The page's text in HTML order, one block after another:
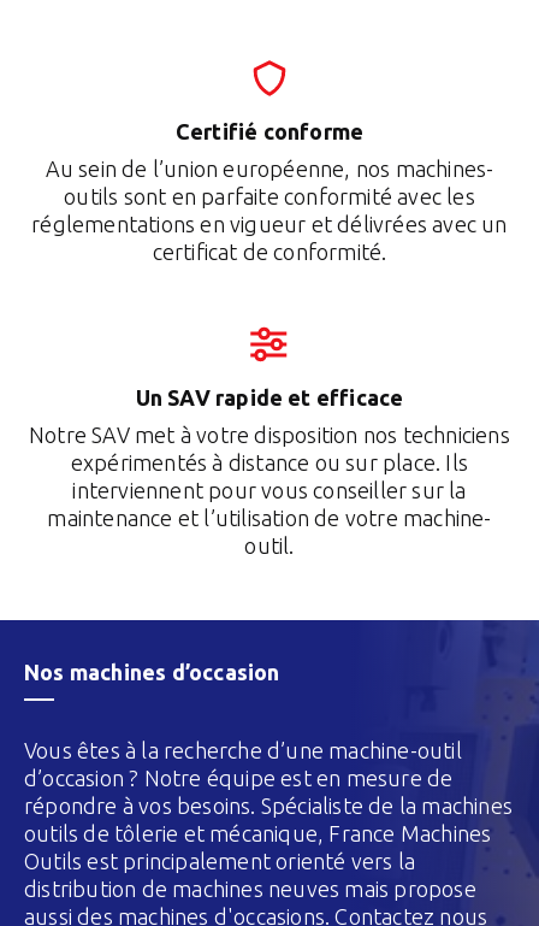
Certifié conforme
Au sein de l’union européenne, nos machines-
outils sont en parfaite conformité avec les
réglementations en vigueur et délivrées avec un
certificat de conformité.
Un SAV rapide et efficace
Notre SAV met à votre disposition nos techniciens
expérimentés à distance ou sur place. Ils
interviennent pour vous conseiller sur la
maintenance et l’utilisation de votre machine-
outil.
Nos machines d’occasion
Vous êtes à la recherche d’une machine-outil
d’occasion ? Notre équipe est en mesure de
répondre à vos besoins. Spécialiste de la machines
outils de tôlerie et mécanique, France Machines
Outils est principalement orienté vers la
distribution de machines neuves mais propose
aussi des machines d'occasions. Contactez nous